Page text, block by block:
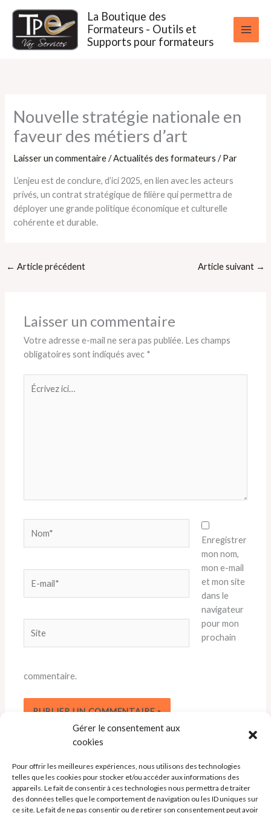
Gérer le consentement aux
cookies
Pour offrir les meilleures expériences, nous utilisons des technologies
telles que les cookies pour stocker et/ou accéder aux informations des
appareils. Le fait de consentir à ces technologies nous permettra de traiter
des données telles que le comportement de navigation ou les ID uniques sur
ce site. Le fait de ne pas consentir ou de retirer son consentement peut avoir
contenu
La Boutique des
Formateurs - Outils et
Supports pour formateurs
Nouvelle stratégie nationale en
faveur des métiers d’art
Laisser un commentaire /Actualités des formateurs / Par
L’enjeu est de conclure, d’ici 2025, en lien avec les acteurs
privés, un contrat stratégique de filière qui permettra de
déployer une grande politique économique et culturelle
cohérente et durable.
← Article précédent Article suivant →
Laisser un commentaire
Votre adresse e-mail ne sera pas publiée. Les champs
obligatoires sont indiqués avec *
ici…
mail*
Enregistrer
mon nom,
mon e-mail
et mon site
dans le
navigateur
pour mon
prochain
commentaire.